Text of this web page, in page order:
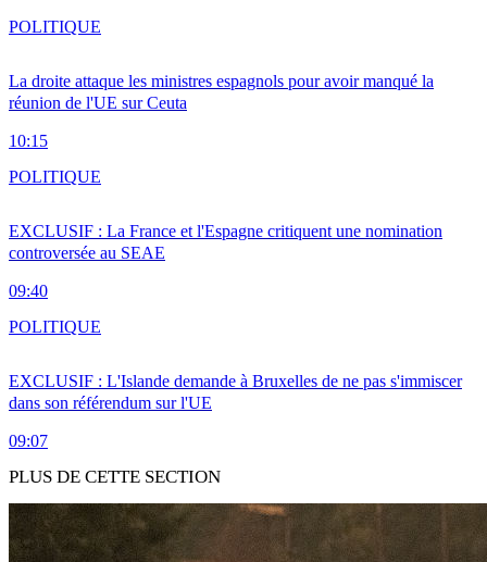
La droite attaque les ministres espagnols pour avoir manqué la
réunion de l'UE sur Ceuta
10:15
POLITIQUE
EXCLUSIF : La France et l'Espagne critiquent une nomination
controversée au SEAE
09:40
POLITIQUE
EXCLUSIF : L'Islande demande à Bruxelles de ne pas s'immiscer
dans son référendum sur l'UE
09:07
POLITIQUE
PLUS DE CETTE SECTION